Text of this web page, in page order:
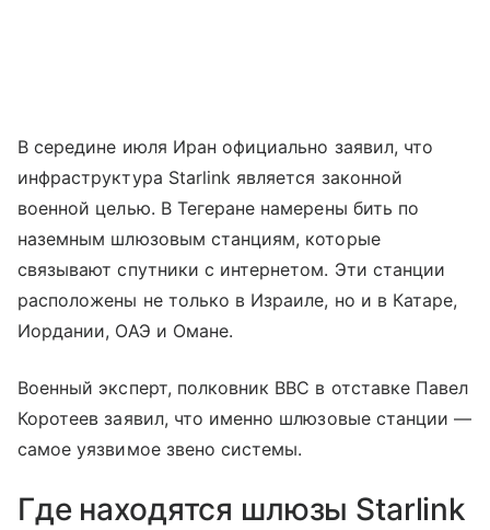
В середине июля Иран официально заявил, что
инфраструктура Starlink является законной
военной целью. В Тегеране намерены бить по
наземным шлюзовым станциям, которые
связывают спутники с интернетом. Эти станции
расположены не только в Израиле, но и в Катаре,
Иордании, ОАЭ и Омане.
Военный эксперт, полковник ВВС в отставке Павел
Коротеев заявил, что именно шлюзовые станции —
самое уязвимое звено системы.
Где находятся шлюзы Starlink